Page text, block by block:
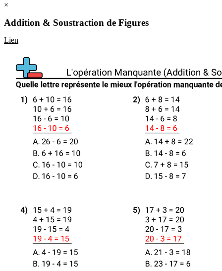
×
Addition & Soustraction de Figures
Lien